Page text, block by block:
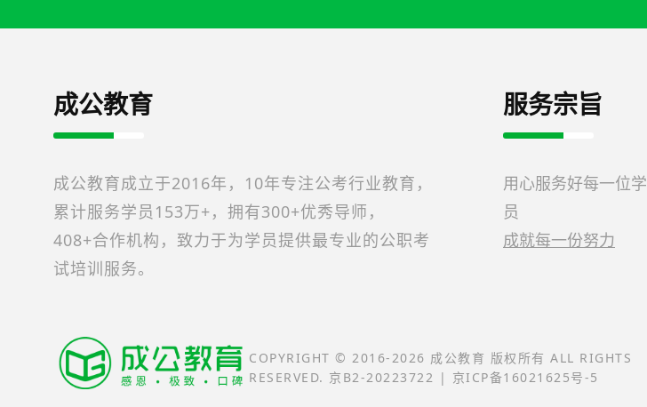
成公教育
成公教育成立于2016年，10年专注公考行业教育，
累计服务学员153万+，拥有300+优秀导师，
408+合作机构，致力于为学员提供最专业的公职考
试培训服务。
服务宗旨
用心服务好每一位学
员
成就每一份努力
COPYRIGHT © 2016-2026 成公教育 版权所有 ALL RIGHTS
RESERVED. 京B2-20223722 | 京ICP备16021625号-5